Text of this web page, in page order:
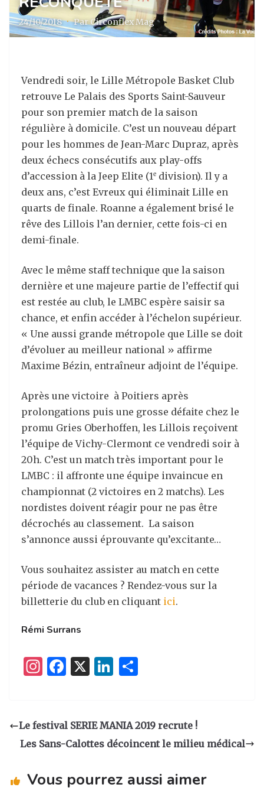
24/10/2018 · Par Circonflex Mag
Vendredi soir, le Lille Métropole Basket Club
retrouve Le Palais des Sports Saint-Sauveur
pour son premier match de la saison
régulière à domicile. C’est un nouveau départ
pour les hommes de Jean-Marc Dupraz, après
deux échecs consécutifs aux play-offs
d’accession à la Jeep Elite (1e division). Il y a
deux ans, c’est Evreux qui éliminait Lille en
quarts de finale. Roanne a également brisé le
rêve des Lillois l’an dernier, cette fois-ci en
demi-finale.
Avec le même staff technique que la saison
dernière et une majeure partie de l’effectif qui
est restée au club, le LMBC espère saisir sa
chance, et enfin accéder à l’échelon supérieur.
« Une aussi grande métropole que Lille se doit
d’évoluer au meilleur national » affirme
Maxime Bézin, entraîneur adjoint de l’équipe.
Après une victoire à Poitiers après
prolongations puis une grosse défaite chez le
promu Gries Oberhoffen, les Lillois reçoivent
l’équipe de Vichy-Clermont ce vendredi soir à
20h. C’est un match très important pour le
LMBC : il affronte une équipe invaincue en
championnat (2 victoires en 2 matchs). Les
nordistes doivent réagir pour ne pas être
décrochés au classement. La saison
s’annonce aussi éprouvante qu’excitante…
Vous souhaitez assister au match en cette
période de vacances ? Rendez-vous sur la
billetterie du club en cliquant ici.
Rémi Surrans
I
a
g
m
F
e
b
o
X
Li
e
dI
g
er
Le festival SERIE MANIA 2019 recrute !
Les Sans-Calottes décoincent le milieu médical
Vous pourrez aussi aimer